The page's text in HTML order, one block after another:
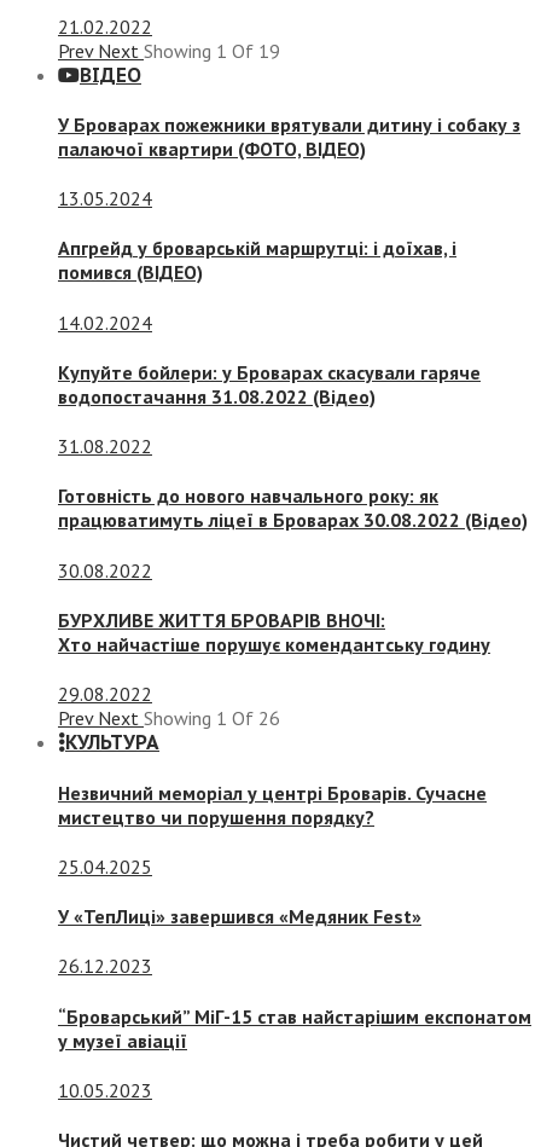
21.02.2022
Prev Next Showing 1 Of 19
ВІДЕО
У Броварах пожежники врятували дитину і собаку з
палаючої квартири (ФОТО, ВІДЕО)
13.05.2024
Апгрейд у броварській маршрутці: і доїхав, і
помився (ВІДЕО)
14.02.2024
Купуйте бойлери: у Броварах скасували гаряче
водопостачання 31.08.2022 (Відео)
31.08.2022
Готовність до нового навчального року: як
працюватимуть ліцеї в Броварах 30.08.2022 (Відео)
30.08.2022
БУРХЛИВЕ ЖИТТЯ БРОВАРІВ ВНОЧІ:
Хто найчастіше порушує комендантську годину
29.08.2022
Prev Next Showing 1 Of 26
КУЛЬТУРА
Незвичний меморіал у центрі Броварів. Сучасне
мистецтво чи порушення порядку?
25.04.2025
У «ТепЛиці» завершився «Медяник Fest»
26.12.2023
“Броварський” МіГ-15 став найстарішим експонатом
у музеї авіації
10.05.2023
Чистий четвер: що можна і треба робити у цей